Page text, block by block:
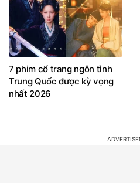
7 phim cổ trang ngôn tình
Trung Quốc được kỳ vọng
nhất 2026